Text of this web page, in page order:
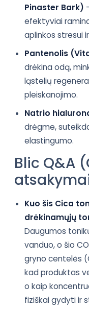
Pinaster Bark)
efektyviai
aplinkos stresui
Pantenolis
drėkina odą,
ląstelių
pleiskanojimo.
Natrio
drėgme,
elastingumo.
Blic Q&A
Kuo šis Cica
drėkinamųjų
Daugumos
vanduo, o šio
gryno centelės
kad produktas
o kaip
fiziškai gydyti ir